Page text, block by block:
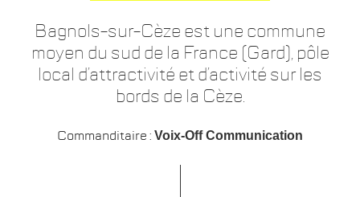
Bagnols-sur-Cèze est une commune
moyen du sud de la France (Gard), pôle
local d’attractivité et d’activité sur les
bords de la Cèze.
Commanditaire : Voix-Off Communication